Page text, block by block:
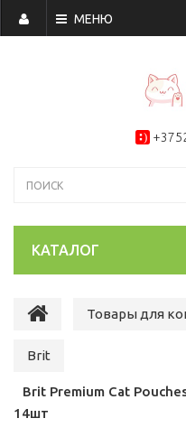
МЕНЮ
КАТАЛОГ
Товары для
Brit
Brit Premium Cat
14шт